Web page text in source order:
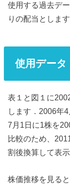
使用する過去デ
りの配当とします
使用データ
表１と図１に
します．2006年
7月1日に1株を
比較のため、
割後換算して表
株価推移を見る